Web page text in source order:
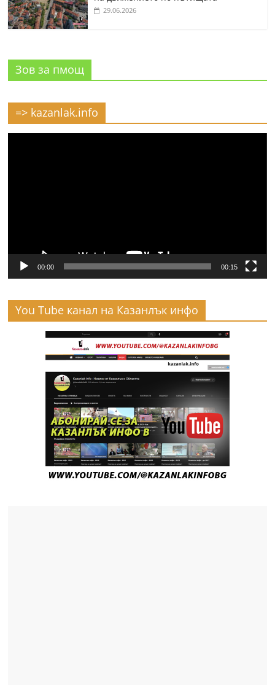
29.06.2026
Зов за пмощ
=> kazanlak.info
00:00 00:15
You Tube канал на Казанлък инфо